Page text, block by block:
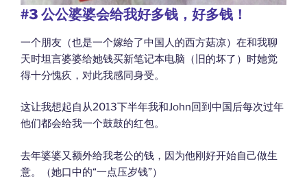
#3 公公婆婆会给我好多钱，好多钱！
一个朋友（也是一个嫁给了中国人的西方菇凉）在和我聊
天时坦言婆婆给她钱买新笔记本电脑（旧的坏了）时她觉
得十分愧疚，对此我感同身受。
这让我想起自从2013下半年我和John回到中国后每次过年
他们都会给我一个鼓鼓的红包。
去年婆婆又额外给我老公的钱，因为他刚好开始自己做生
意。（她口中的“一点压岁钱”）